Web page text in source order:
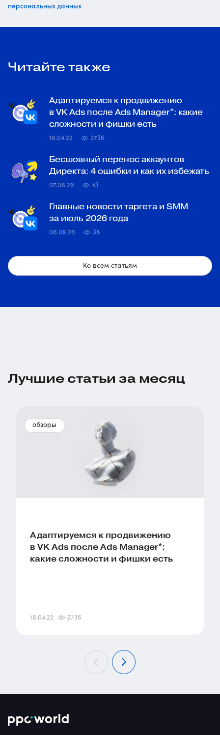
персональных данных
Читайте также
Адаптируемся к продвижению
в VK Ads после Ads Manager*: какие
сложности и фишки есть
18.04.22 2736
Бесшовный перенос аккаунтов
Директа: 4 ошибки и как их избежать
07.08.26 43
Главные новости таргета и SMM
за июль 2026 года
06.08.26 38
Ко всем статьям
Лучшие статьи за месяц
обзоры
Адаптируемся к продвижению
в VK Ads после Ads Manager*:
какие сложности и фишки есть
18.04.22 2736